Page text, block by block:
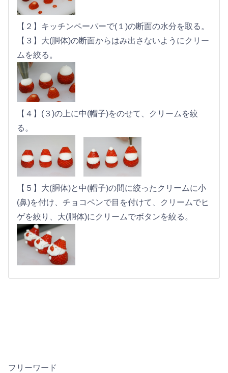
【２】キッチンペーパーで(１)の断面の水分を取る。
【３】大(胴体)の断面からはみ出さないようにクリー
ムを絞る。
【４】(３)の上に中(帽子)をのせて、クリームを絞
る。
【５】大(胴体)と中(帽子)の間に絞ったクリームに小
(鼻)を付け、チョコペンで目を付けて、クリームでヒ
ゲを絞り、大(胴体)にクリームでボタンを絞る。
フリーワード